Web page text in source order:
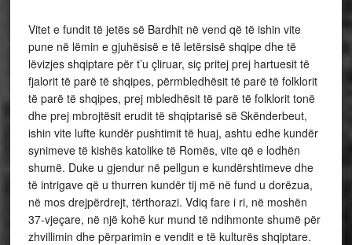
Vitet e fundit të jetës së Bardhit në vend që të ishin vite
pune në lëmin e gjuhësisë e të letërsisë shqipe dhe të
lëvizjes shqiptare për t’u çliruar, siç pritej prej hartuesit të
fjalorit të parë të shqipes, përmbledhësit të parë të folklorit
të parë të shqipes, prej mbledhësit të parë të folklorit tonë
dhe prej mbrojtësit erudit të shqiptarisë së Skënderbeut,
ishin vite lufte kundër pushtimit të huaj, ashtu edhe kundër
synimeve të kishës katolike të Romës, vite që e lodhën
shumë. Duke u gjendur në pellgun e kundërshtimeve dhe
të intrigave që u thurren kundër tij më në fund u dorëzua,
në mos drejpërdrejt, tërthorazi. Vdiq fare i ri, në moshën
37-vjeçare, në një kohë kur mund të ndihmonte shumë për
zhvillimin dhe përparimin e vendit e të kulturës shqiptare.